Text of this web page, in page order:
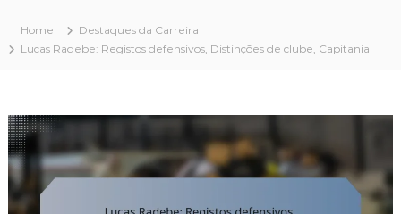
Home
Destaques da Carreira
Lucas Radebe: Registos defensivos, Distinções de clube, Capitania